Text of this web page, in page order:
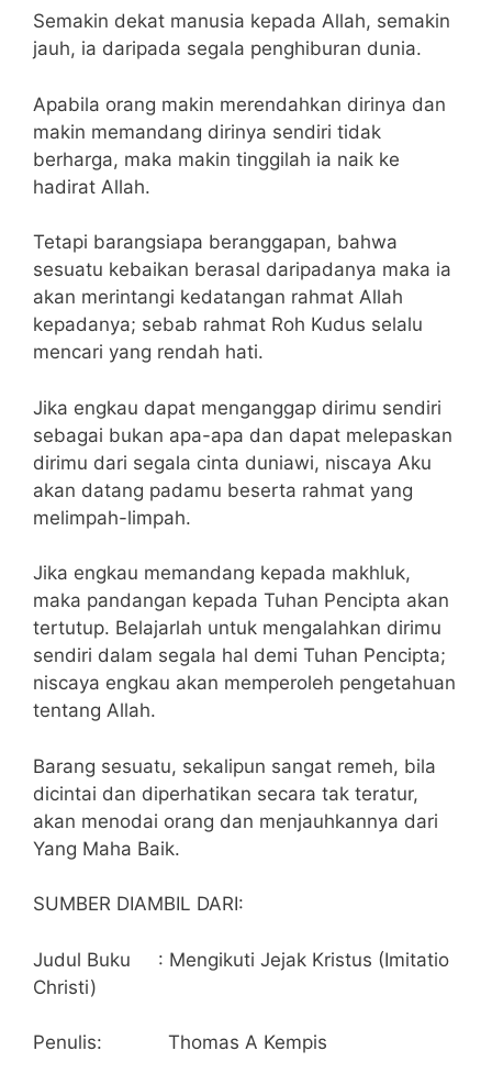
Semakin dekat manusia kepada Allah, semakin
jauh, ia daripada segala penghiburan dunia.
Apabila orang makin merendahkan dirinya dan
makin memandang dirinya sendiri tidak
berharga, maka makin tinggilah ia naik ke
hadirat Allah.
Tetapi barangsiapa beranggapan, bahwa
sesuatu kebaikan berasal daripadanya maka ia
akan merintangi kedatangan rahmat Allah
kepadanya; sebab rahmat Roh Kudus selalu
mencari yang rendah hati.
Jika engkau dapat menganggap dirimu sendiri
sebagai bukan apa-apa dan dapat melepaskan
dirimu dari segala cinta duniawi, niscaya Aku
akan datang padamu beserta rahmat yang
melimpah-limpah.
Jika engkau memandang kepada makhluk,
maka pandangan kepada Tuhan Pencipta akan
tertutup. Belajarlah untuk mengalahkan dirimu
sendiri dalam segala hal demi Tuhan Pencipta;
niscaya engkau akan memperoleh pengetahuan
tentang Allah.
Barang sesuatu, sekalipun sangat remeh, bila
dicintai dan diperhatikan secara tak teratur,
akan menodai orang dan menjauhkannya dari
Yang Maha Baik.
SUMBER DIAMBIL DARI:
Judul Buku : Mengikuti Jejak Kristus (Imitatio
Christi)
Penulis: Thomas A Kempis